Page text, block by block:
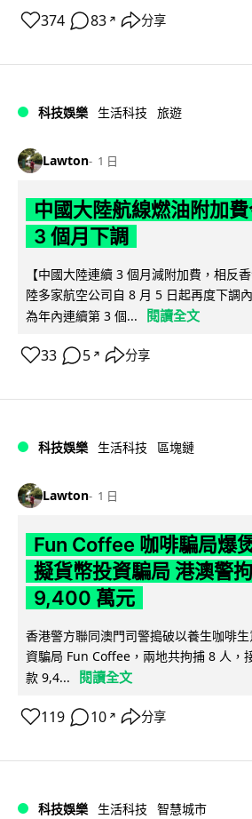
374 83 ↗ 分享
科技娛樂 生活科技 旅遊
Lawton 1 日
中國大陸航線燃油附加
3 個月下調
【中國大陸連續 3 個月減附加費，相反
陸多家航空公司自 8 月 5 日起再度下調
為年內連續第 3 個...
閱讀全文
33 5 ↗ 分享
科技娛樂 生活科技 區塊鏈
Lawton 1 日
Fun Coffee 咖啡騙局爆
擬貨幣投資騙局 港澳警
9,400 萬元
香港警方聯同澳門司警搗破以養生咖啡
資騙局 Fun Coffee，兩地共拘捕 8 人，
款 9,4...
閱讀全文
119 10 ↗ 分享
科技娛樂 生活科技 智慧城市